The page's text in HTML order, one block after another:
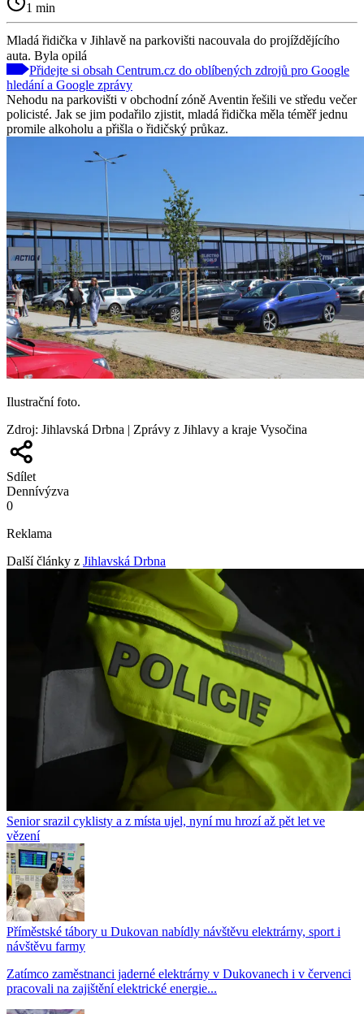
1 min
Mladá řidička v Jihlavě na parkovišti nacouvala do projíždějícího
auta. Byla opilá
Přidejte si obsah Centrum.cz do oblíbených zdrojů pro Google
hledání a Google zprávy
Nehodu na parkovišti v obchodní zóně Aventin řešili ve středu večer
policisté. Jak se jim podařilo zjistit, mladá řidička měla téměř jednu
promile alkoholu a přišla o řidičský průkaz.
Ilustrační foto.
Zdroj: Jihlavská Drbna | Zprávy z Jihlavy a kraje Vysočina
Sdílet
Dennívýzva
0
Reklama
Další články z Jihlavská Drbna
Senior srazil cyklisty a z místa ujel, nyní mu hrozí až pět let ve
vězení
Příměstské tábory u Dukovan nabídly návštěvu elektrárny, sport i
návštěvu farmy
Zatímco zaměstnanci jaderné elektrárny v Dukovanech i v červenci
pracovali na zajištění elektrické energie...